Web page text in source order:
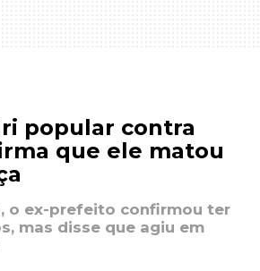
popular contra
que ele matou
o ex-prefeito confirmou ter
mas disse que agiu em